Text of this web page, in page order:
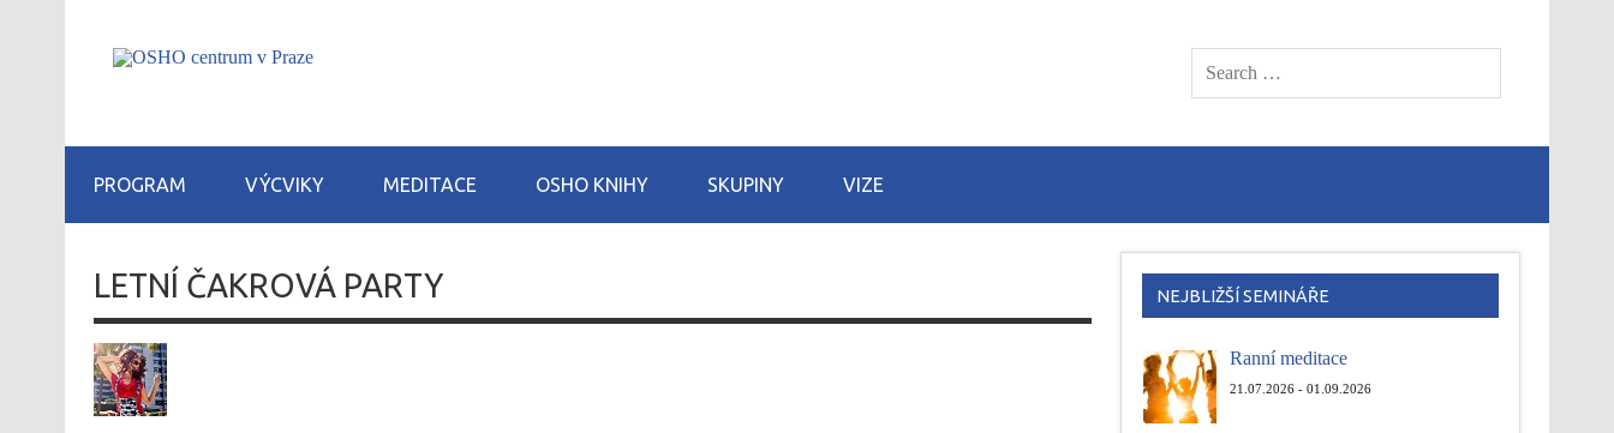
PROGRAM VÝCVIKY MEDITACE OSHO KNIHY SKUPINY VIZE
LETNÍ ČAKROVÁ PARTY NEJBLIŽŠÍ SEMINÁŘE
Ranní meditace
21.07.2026 - 01.09.2026